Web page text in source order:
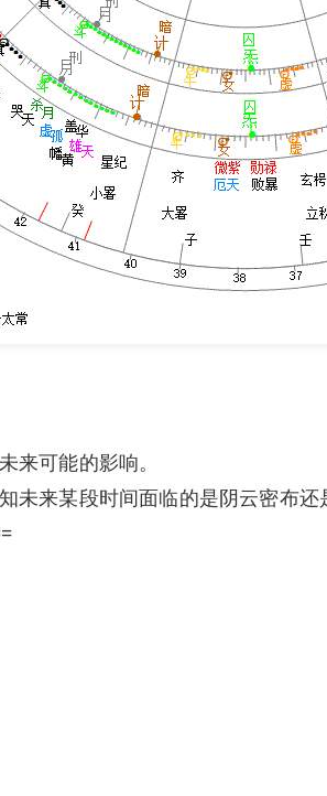
来可能的影响。
来某段时间面临的是阴云密布还